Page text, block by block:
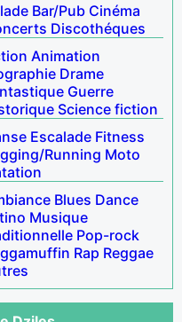
Bar/Pub Cinéma
Discothéques
Animation
Drame
Guerre
Science fiction
Escalade Fitness
Running Moto
Blues Dance
Musique
Pop-rock
Rap Reggae